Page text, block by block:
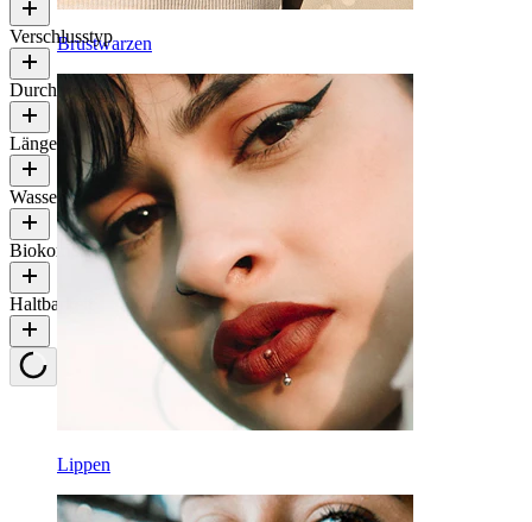
Brustwarzen
Lippen
Verschlusstyp
Durchmesser fürs Stretch
Länge
Wasserbeständigkeit
Biokompatibilität
Haltbarkeit